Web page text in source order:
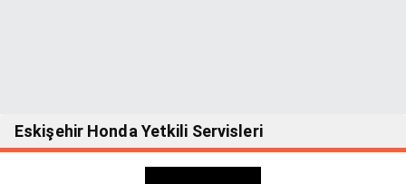
Eskişehir Honda Yetkili Servisleri